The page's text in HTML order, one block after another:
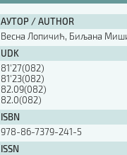
АУТОР / AUTHOR
Весна Лопичић, Биљана
UDK
81'27(082)
81'23(082)
82.09(082)
82.0(082)
ISBN
978-86-7379-241-5
ISSN